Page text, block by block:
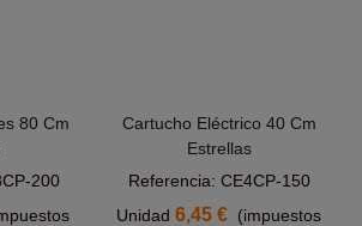
80 Cm
200
Cartucho Eléctrico 40 Cm
Estrellas
Referencia: CE4CP-150
Unidad6,45 € (impuestos